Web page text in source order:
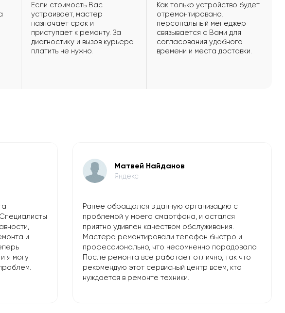
Если стоимость Вас
устраивает, мастер
назначает срок и
приступает к ремонту. За
диагностику и вызов курьера
платить не нужно.
Как только устройство будет
отремонтировано,
персональный менеджер
связывается с Вами для
согласования удобного
времени и места доставки.
и
я могу
Матвей Найданов
Яндекс
Ранее обращался в данную организацию с
проблемой у моего смартфона, и остался
приятно удивлен качеством обслуживания.
Мастера ремонтировали телефон быстро и
профессионально, что несомненно порадовало.
После ремонта все работает отлично, так что
рекомендую этот сервисный центр всем, кто
нуждается в ремонте техники.